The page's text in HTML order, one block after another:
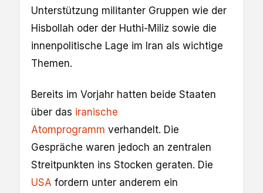
Unterstützung militanter Gruppen wie der
Hisbollah oder der Huthi-Miliz sowie die
innenpolitische Lage im Iran als wichtige
Themen.
Bereits im Vorjahr hatten beide Staaten
über das iranische
Atomprogramm verhandelt. Die
Gespräche waren jedoch an zentralen
Streitpunkten ins Stocken geraten. Die
USA fordern unter anderem ein